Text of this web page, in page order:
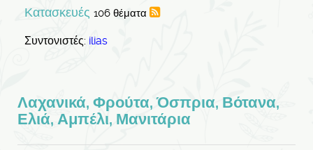
Κατασκευές 106 θέματα
Συντονιστές: ilias
Λαχανικά, Φρούτα, Όσπρια, Βότανα,
Ελιά, Αμπέλι, Μανιτάρια